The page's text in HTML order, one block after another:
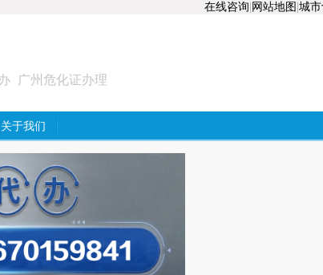
在线咨询 网站地图 城
广州危化证办理
关于我们